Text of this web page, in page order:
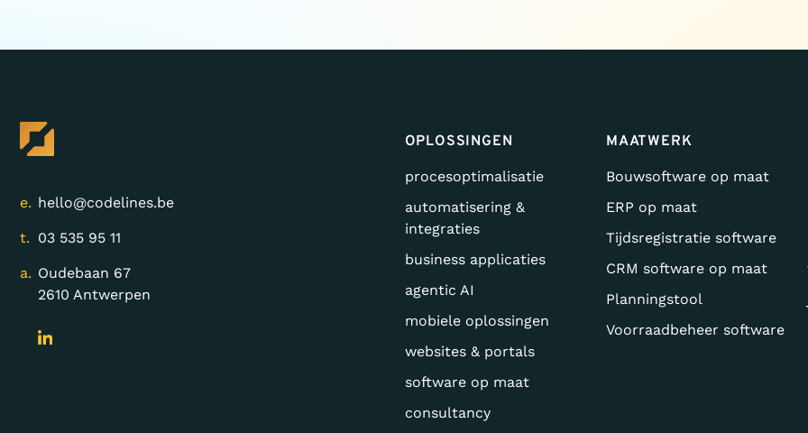
e. hello@codelines.be
t. 03 535 95 11
a. Oudebaan 67
2610 Antwerpen
OPLOSSINGEN
procesoptimalisatie
automatisering &
integraties
business applicaties
agentic AI
mobiele oplossingen
websites & portals
software op maat
consultancy
MAATWERK
Bouwsoftware op maat
ERP op maat
Tijdsregistratie software
CRM software op maat
Planningstool
Voorraadbeheer software